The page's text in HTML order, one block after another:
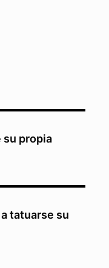
su propia
tatuarse su